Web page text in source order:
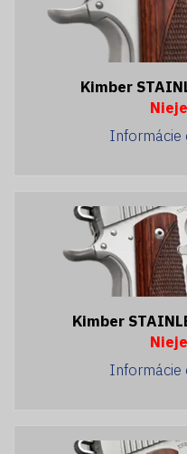
Kimber
Informácie
Kimber
Informácie